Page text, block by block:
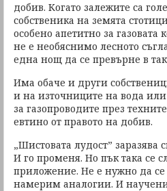
добив. Когато залежите са
собственика на земята
особено апетитно за
не е необяснимо лесното
една нощ да се превърне в
Има обаче и други
и на източниците на вода
за газопроводите през
евтино от правото на добив.
„Шистовата лудост”
И го променя. Но пък така се
приложение. Не е нужно да
намерим аналогии. И